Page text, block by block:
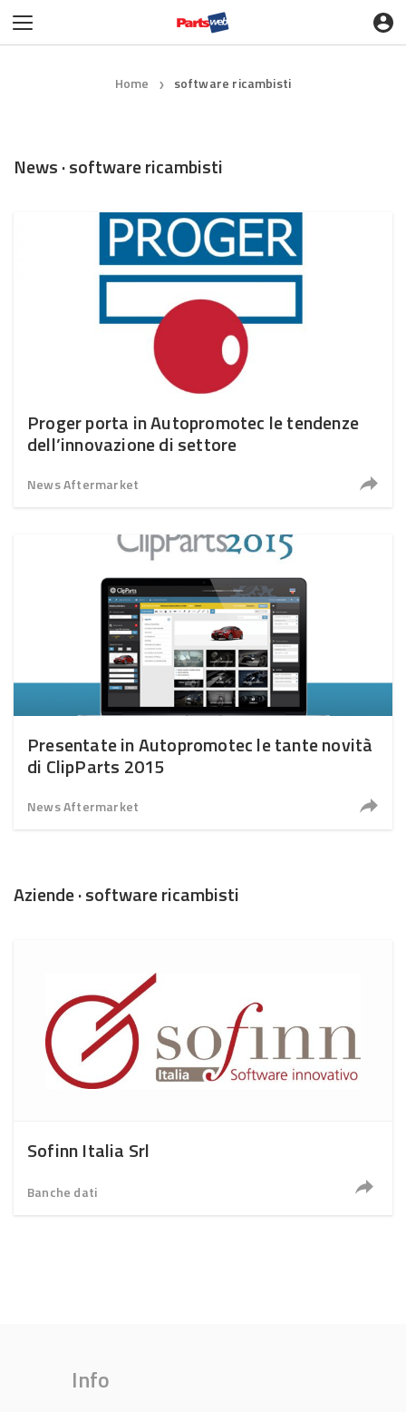
Home ❯ software ricambisti
News · software ricambisti
Proger porta in Autopromotec le tendenze
dell’innovazione di settore
News Aftermarket
Presentate in Autopromotec le tante novità
di ClipParts 2015
News Aftermarket
Aziende · software ricambisti
Sofinn Italia Srl
Banche dati
Info